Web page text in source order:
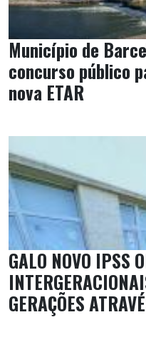
Município de
concurso público
nova ETAR
GALO NOVO IPSS
GERAÇÕES